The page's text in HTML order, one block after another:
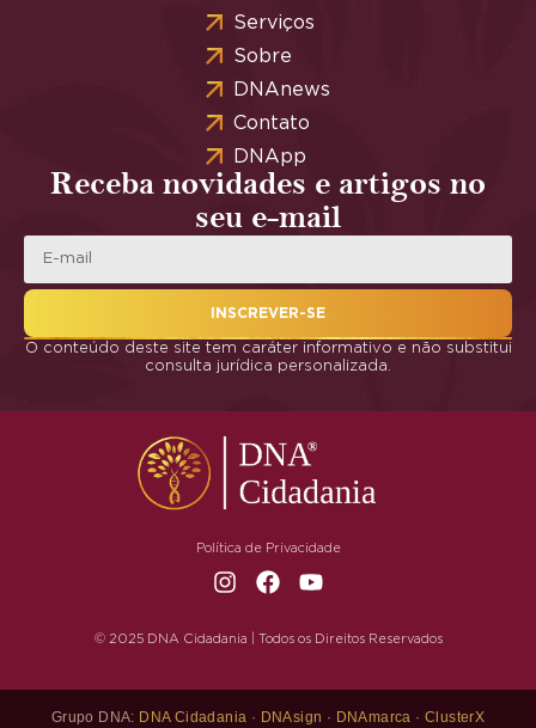
Serviços
Sobre
DNAnews
Contato
DNApp
Receba novidades e artigos no
seu e-mail
INSCREVER-SE
O conteúdo deste site tem caráter informativo e não substitui
consulta jurídica personalizada.
© 2025 DNA Cidadania | Todos os Direitos Reservados
Política de Privacidade
Grupo DNA: DNA Cidadania · DNAsign · DNAmarca ·ClusterX